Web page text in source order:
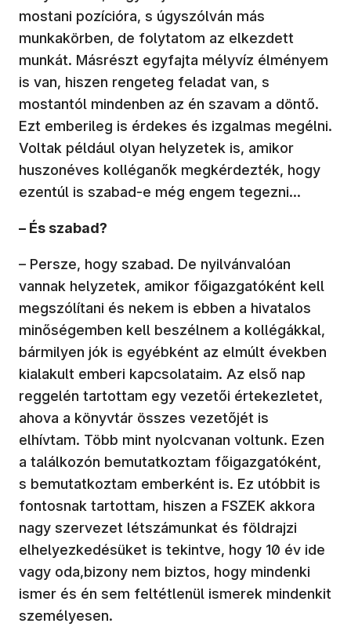
mostani pozícióra, s úgyszólván más
munkakörben, de folytatom az elkezdett
munkát. Másrészt egyfajta mélyvíz élményem
is van, hiszen rengeteg feladat van, s
mostantól mindenben az én szavam a döntő.
Ezt emberileg is érdekes és izgalmas megélni.
Voltak például olyan helyzetek is, amikor
huszonéves kolléganők megkérdezték, hogy
ezentúl is szabad-e még engem tegezni...
– És szabad?
– Persze, hogy szabad. De nyilvánvalóan
vannak helyzetek, amikor főigazgatóként kell
megszólítani és nekem is ebben a hivatalos
minőségemben kell beszélnem a kollégákkal,
bármilyen jók is egyébként az elmúlt években
kialakult emberi kapcsolataim. Az első nap
reggelén tartottam egy vezetői értekezletet,
ahova a könyvtár összes vezetőjét is
elhívtam. Több mint nyolcvanan voltunk. Ezen
a találkozón bemutatkoztam főigazgatóként,
s bemutatkoztam emberként is. Ez utóbbit is
fontosnak tartottam, hiszen a FSZEK akkora
nagy szervezet létszámunkat és földrajzi
elhelyezkedésüket is tekintve, hogy 10 év ide
vagy oda,bizony nem biztos, hogy mindenki
ismer és én sem feltétlenül ismerek mindenkit
személyesen.